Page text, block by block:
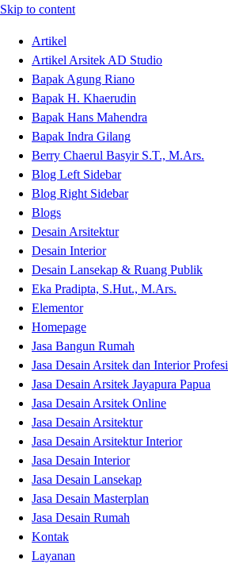
Skip to content
Artikel
Artikel Arsitek AD Studio
Bapak Agung Riano
Bapak H. Khaerudin
Bapak Hans Mahendra
Bapak Indra Gilang
Berry Chaerul Basyir S.T., M.Ars.
Blog Left Sidebar
Blog Right Sidebar
Blogs
Desain Arsitektur
Desain Interior
Desain Lansekap & Ruang Publik
Eka Pradipta, S.Hut., M.Ars.
Elementor
Homepage
Jasa Bangun Rumah
Jasa Desain Arsitek dan Interior
Jasa Desain Arsitek Jayapura Papua
Jasa Desain Arsitek Online
Jasa Desain Arsitektur
Jasa Desain Arsitektur Interior
Jasa Desain Interior
Jasa Desain Lansekap
Jasa Desain Masterplan
Jasa Desain Rumah
Kontak
Layanan